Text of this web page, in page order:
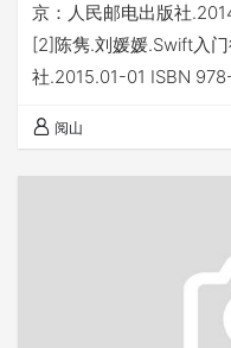
京：人民邮电出版社
[2]陈隽.刘媛媛.Swift入
社.2015.01-01 ISBN
相对父类特征做一下修
重写属性 1.1重写计算属
阅山